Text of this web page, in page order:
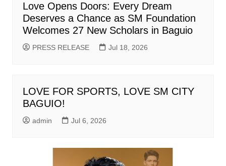
Love Opens Doors: Every Dream
Deserves a Chance as SM Foundation
Welcomes 27 New Scholars in Baguio
PRESS RELEASE Jul 18, 2026
LOVE FOR SPORTS, LOVE SM CITY
BAGUIO!
admin Jul 6, 2026